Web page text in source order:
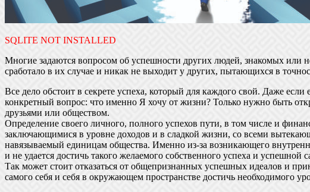
SQLITE NOT INSTALLED
Многие задаются вопросом об успешности других людей, знакомых или
сработало в их случае и никак не выходит у других, пытающихся в
Все дело обстоит в секрете успеха, который для каждого свой. Даже
конкретный вопрос: что именно Я хочу от жизни? Только нужно быть
друзьями или обществом.
Определение своего личного, полного успехов пути, в том числе и
заключающимися в уровне доходов и в сладкой жизни, со всеми
навязываемый единицам общества. Именно из-за возникающего
и не удается достичь такого желаемого собственного успеха и успешной
Так может стоит отказаться от общепризнанных успешных идеалов и
самого себя и себя в окружающем пространстве достичь необходимого